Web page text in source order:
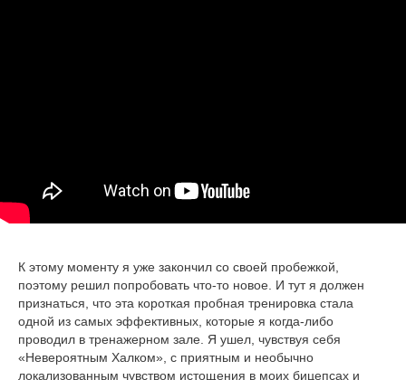
К этому моменту я уже закончил со своей пробежкой,
поэтому решил попробовать что-то новое. И тут я должен
признаться, что эта короткая пробная тренировка стала
одной из самых эффективных, которые я когда-либо
проводил в тренажерном зале. Я ушел, чувствуя себя
«Невероятным Халком», с приятным и необычно
локализованным чувством истощения в моих бицепсах и